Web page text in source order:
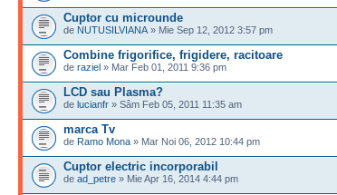
Cuptor cu microunde
de NUTUSILVIANA » Mie Sep 12, 2012 3:57 pm
Combine frigorifice, frigidere, racitoare
de raziel » Mar Feb 01, 2011 9:36 pm
LCD sau Plasma?
de lucianfr » Sâm Feb 05, 2011 11:35 am
marca Tv
de Ramo Mona » Mar Noi 06, 2012 10:44 pm
Cuptor electric incorporabil
de ad_petre » Mie Apr 16, 2014 4:44 pm